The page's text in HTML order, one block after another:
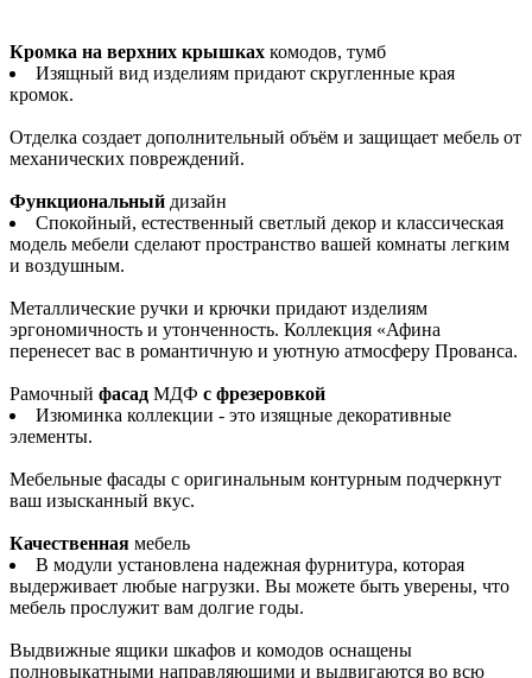
Кромка на верхних крышках комодов, тумб
Изящный вид изделиям придают скругленные края
кромок.
Отделка создает дополнительный объём и защищает мебель от
механических повреждений.
Функциональный дизайн
Спокойный, естественный светлый декор и классическая
модель мебели сделают пространство вашей комнаты легким
и воздушным.
Металлические ручки и крючки придают изделиям
эргономичность и утонченность. Коллекция «Афина
перенесет вас в романтичную и уютную атмосферу Прованса.
Рамочный фасад МДФ с фрезеровкой
Изюминка коллекции - это изящные декоративные
элементы.
Мебельные фасады с оригинальным контурным подчеркнут
ваш изысканный вкус.
Качественная мебель
В модули установлена надежная фурнитура, которая
выдерживает любые нагрузки. Вы можете быть уверены, что
мебель прослужит вам долгие годы.
Выдвижные ящики шкафов и комодов оснащены
полновыкатными направляющими и выдвигаются во всю